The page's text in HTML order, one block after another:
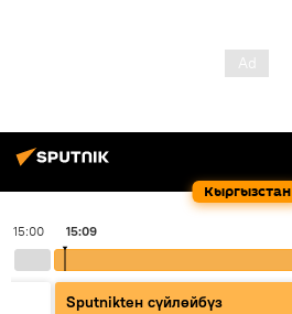
Кыргызстан
15:00 15:09
Sputnikteн сүйлөйбүз